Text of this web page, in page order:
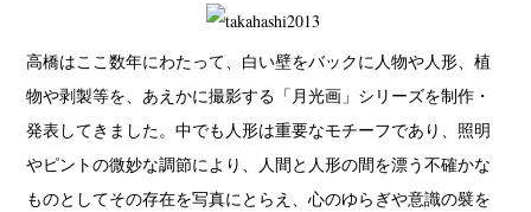
高橋はここ数年にわたって、白い壁をバックに人物や人形、植
物や剥製等を、あえかに撮影する「月光画」シリーズを制作・
発表してきました。中でも人形は重要なモチーフであり、照明
やピントの微妙な調節により、人間と人形の間を漂う不確かな
ものとしてその存在を写真にとらえ、心のゆらぎや意識の襞を